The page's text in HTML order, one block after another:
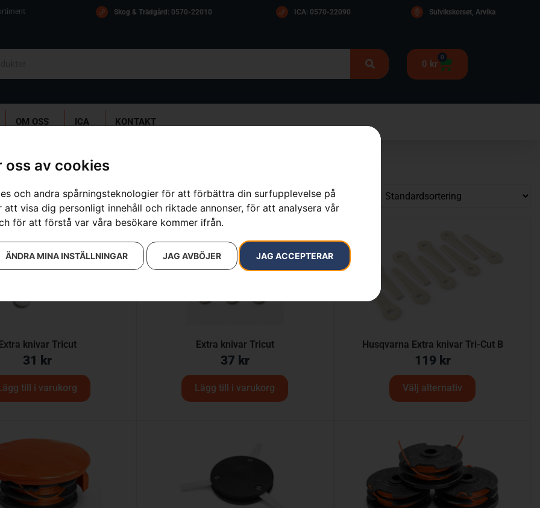
oss av cookies
och andra spårningsteknologier för att förbättra din surfupplevelse på
visa dig personligt innehåll och riktade annonser, för att analysera vår
för att förstå var våra besökare kommer ifrån.
JAG ACCEPTERAR
JAG AVBÖJER
ÄNDRA MINA INSTÄLLNINGAR
Skog & Trädgård: 0570-22010 ICA: 0570-22090 Sulvikskorset, Arvika
0 kr
0
OM OSS ICA KONTAKT
resultat
knivar Tricut
31 kr
till i varukorg
Extra knivar Tricut
37 kr
Lägg till i varukorg
Husqvarna Extra knivar Tri-Cut B
119 kr
Välj alternativ